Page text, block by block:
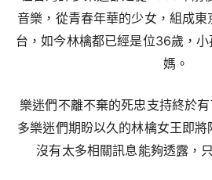
音樂，從青春年華的少女，組成
台，如今林檎都已經是位36歲，
媽。
樂迷們不離不棄的死忠支持終於
多樂迷們期盼以久的林檎女王即
沒有太多相關訊息能夠透露，